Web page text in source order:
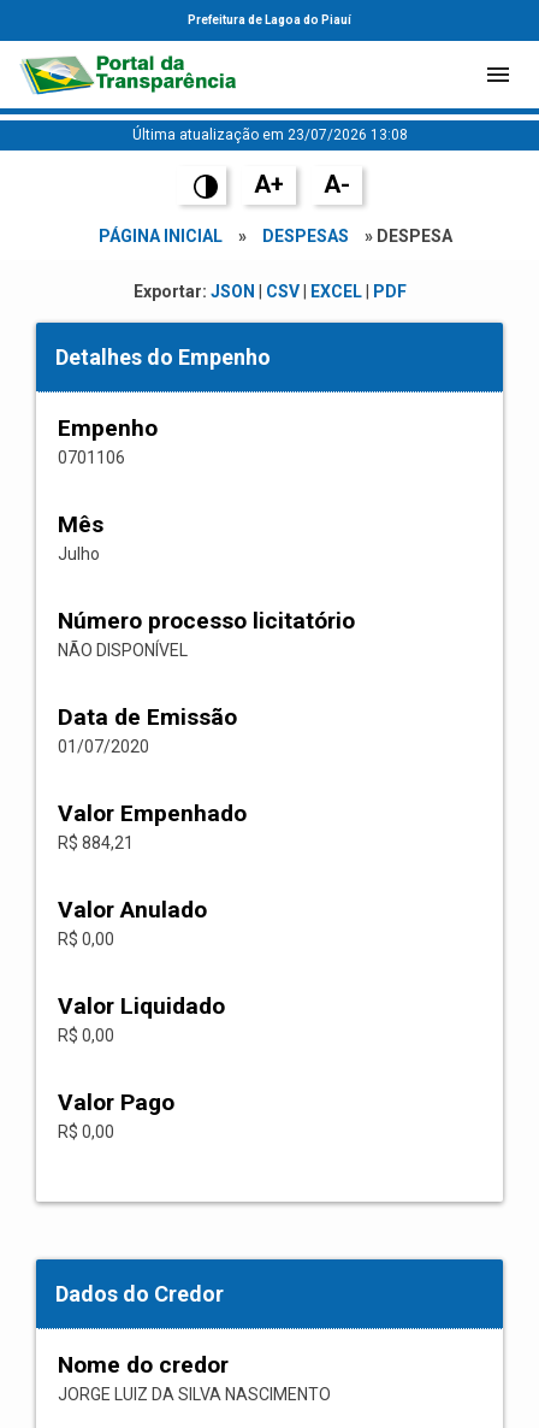
Prefeitura de Lagoa do Piauí
Última atualização em 23/07/2026 13:08
A+ A-
PÁGINA INICIAL » DESPESAS » DESPESA
Exportar: JSON CSV| EXCEL| PDF
Detalhes do Empenho
Empenho
0701106
Mês
Julho
Número processo licitatório
NÃO DISPONÍVEL
Data de Emissão
01/07/2020
Valor Empenhado
R$ 884,21
Valor Anulado
R$ 0,00
Valor Liquidado
R$ 0,00
Valor Pago
R$ 0,00
Dados do Credor
Nome do credor
JORGE LUIZ DA SILVA NASCIMENTO